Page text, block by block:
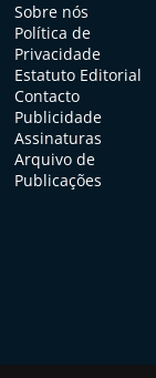
Sobre nós
Política de
Privacidade
Estatuto Editorial
Contacto
Publicidade
Assinaturas
Arquivo de
Publicações